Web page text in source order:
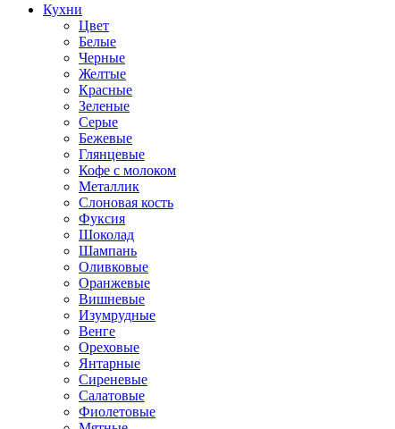
Кухни
Цвет
Белые
Черные
Желтые
Красные
Зеленые
Серые
Бежевые
Глянцевые
Кофе с молоком
Металлик
Слоновая кость
Фуксия
Шоколад
Шампань
Оливковые
Оранжевые
Вишневые
Изумрудные
Венге
Ореховые
Янтарные
Сиреневые
Салатовые
Фиолетовые